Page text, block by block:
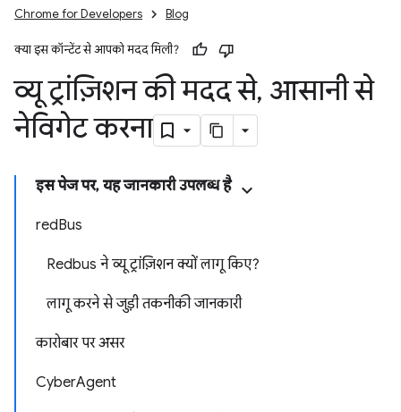
Chrome for Developers Blog
क्या इस कॉन्टेंट से आपको मदद मिली?
व्यू ट्रांज़िशन की मदद से, आसानी से
नेविगेट करना
इस पेज पर, यह जानकारी उपलब्ध है
redBus
Redbus ने व्यू ट्रांज़िशन क्यों लागू किए?
लागू करने से जुड़ी तकनीकी जानकारी
कारोबार पर असर
CyberAgent